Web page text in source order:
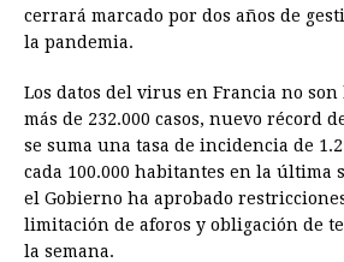
cerrará marcado por dos años de
la pandemia.
Los datos del virus en Francia no son
más de 232.000 casos, nuevo récord
se suma una tasa de incidencia de
cada 100.000 habitantes en la última
el Gobierno ha aprobado
limitación de aforos y obligación de
la semana.